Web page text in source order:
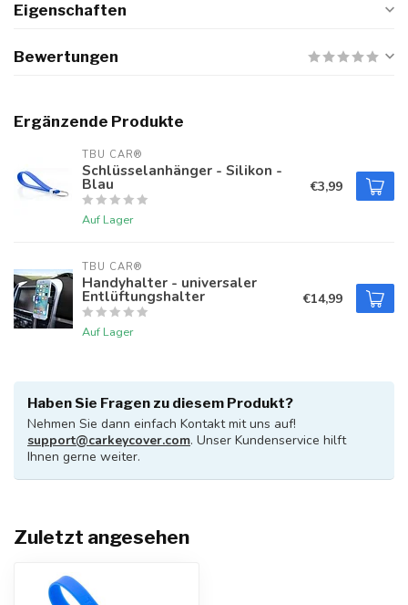
Eigenschaften
Bewertungen
Ergänzende Produkte
TBU CAR®
Schlüsselanhänger - Silikon -
Blau
Auf Lager
€3,99
TBU CAR®
Handyhalter - universaler
Entlüftungshalter
Auf Lager
€14,99
Haben Sie Fragen zu diesem Produkt?
Nehmen Sie dann einfach Kontakt mit uns auf!
support@carkeycover.com. Unser Kundenservice hilft
Ihnen gerne weiter.
Zuletzt angesehen